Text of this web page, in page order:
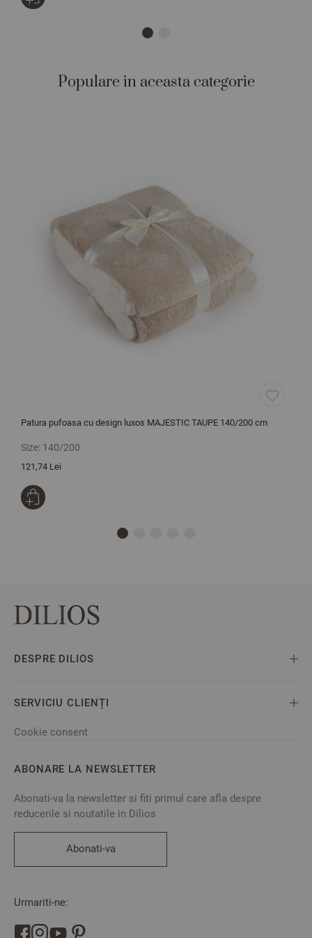
Populare in aceasta categorie
Patura pufoasa cu design luxos MAJESTIC TAUPE 140/200 cm
Size: 140/200
121,74 Lei
DESPRE DILIOS
SERVICIU CLIENȚI
Cookie consent
ABONARE LA NEWSLETTER
Abonati-va la newsletter si fiti primul care afla despre
reducerile si noutatile in Dilios
Abonati-va
Urmariti-ne: